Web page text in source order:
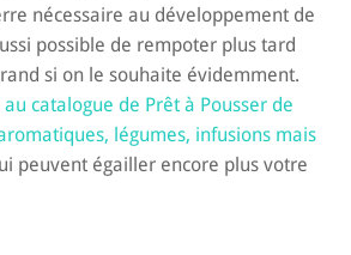
nécessaire au développement de
possible de rempoter plus tard
si on le souhaite évidemment.
catalogue de Prêt à Pousser de
légumes, infusions mais
peuvent égailler encore plus votre